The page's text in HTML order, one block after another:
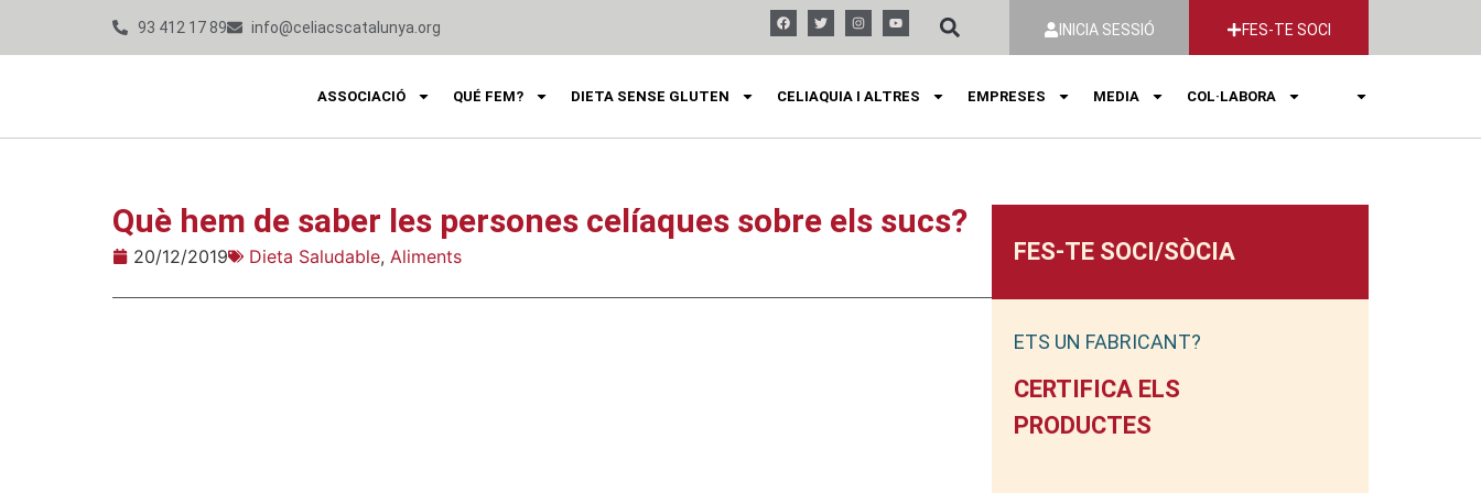
93 412 17 89 info@celiacscatalunya.org INICIA SESSIÓ FES-TE SOCI
ASSOCIACIÓ QUÉ FEM? DIETA SENSE GLUTEN CELIAQUIA I ALTRES EMPRESES MEDIA COL·LABORA
Què hem de saber les persones celíaques sobre els sucs?
20/12/2019 Dieta Saludable, Aliments FES-TE SOCI/SÒCIA
ETS UN FABRICANT?
CERTIFICA ELS
PRODUCTES